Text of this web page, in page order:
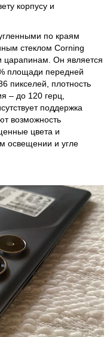
корпусу и
по краям
стеклом Corning
царапинам. Он является
площади передней
пикселей, плотность
– до 120 герц,
поддержка
возможность
цвета и
освещении и угле